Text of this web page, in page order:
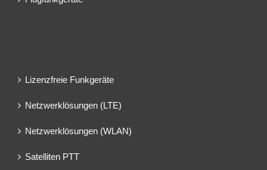
Lizenzfreie Funkgeräte
Netzwerklösungen (LTE)
Netzwerklösungen (WLAN)
Satelliten PTT